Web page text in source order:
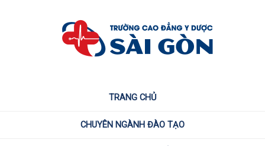
TRANG CHỦ
CHUYÊN NGÀNH ĐÀO TẠO